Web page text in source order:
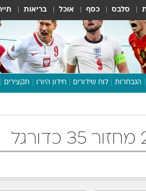
סלבס כסף אוכל בריאות
הנבחרות לוח שידורים חידון היורו תקצירים